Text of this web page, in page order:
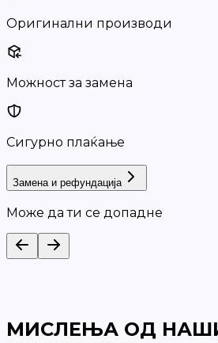
Оригинални производи
Можност за замена
Сигурно плаќање
Замена и рефундација
Може да ти се допадне
МИСЛЕЊА ОД